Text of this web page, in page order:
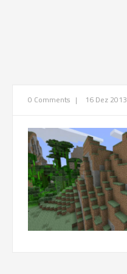
0 Comments | 16 Dez 2013